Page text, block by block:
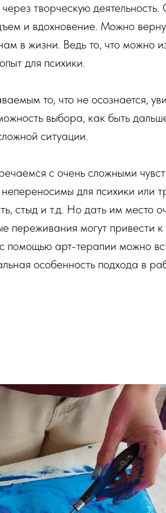
творческую деятельность.
и вдохновение. Можно
в жизни. Ведь то, что можно
для психики.
то, что не осознается,
выбора, как быть
ситуации.
с очень сложными
для психики или
стыд и т.д. Но дать им место
переживания могут привести
помощью арт-терапии можно
особенность подхода в